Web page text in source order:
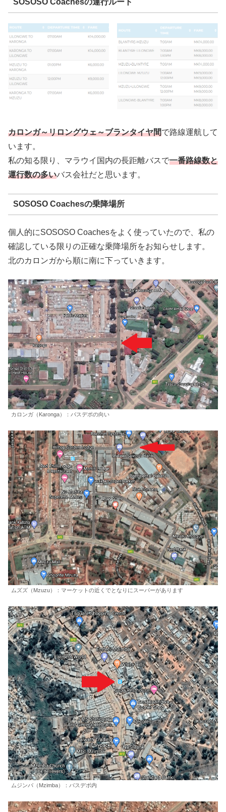
SOSOSO Coachesの運行ルート
カロンガ～リロングウェ～ブランタイヤ間で路線運航して
います。
私の知る限り、マラウイ国内の長距離バスで一番路線数と
運行数の多いバス会社だと思います。
SOSOSO Coachesの乗降場所
個人的にSOSOSO Coachesをよく使っていたので、私の
確認している限りの正確な乗降場所をお知らせします。
北のカロンガから順に南に下っていきます。
カロンガ（Karonga）：バスデポの向い
ムズズ（Mzuzu）：マーケットの近くでとなりにスーパーがあります
ムジンバ（Mzimba）：バスデポ内